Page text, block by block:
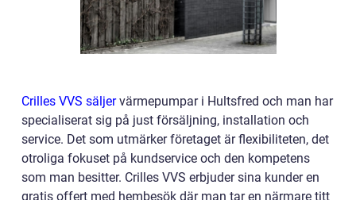
Crilles VVS säljervärmepumpar i Hultsfred och man har
specialiserat sig på just försäljning, installation och
service. Det som utmärker företaget är flexibiliteten, det
otroliga fokuset på kundservice och den kompetens
som man besitter. Crilles VVS erbjuder sina kunder en
gratis offert med hembesök där man tar en närmare titt